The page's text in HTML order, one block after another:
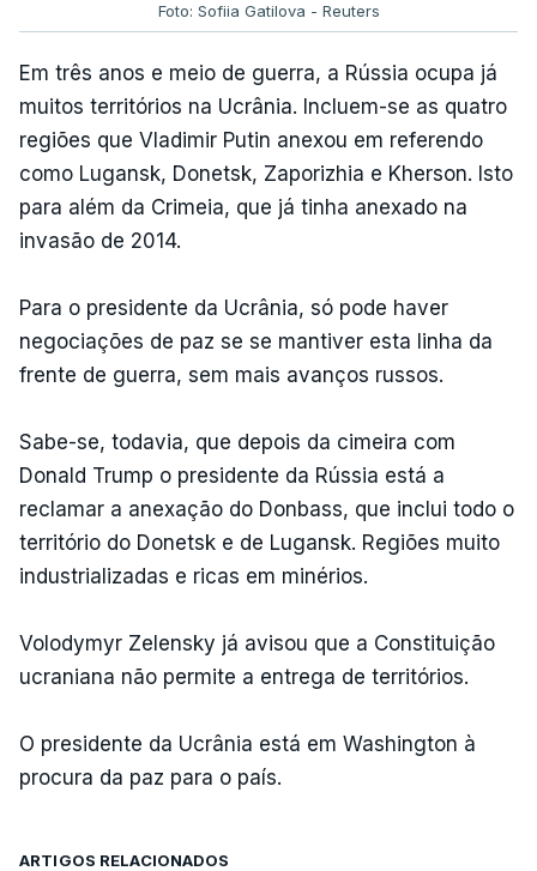
Foto: Sofiia Gatilova - Reuters
Em três anos e meio de guerra, a Rússia ocupa já
muitos territórios na Ucrânia. Incluem-se as quatro
regiões que Vladimir Putin anexou em referendo
como Lugansk, Donetsk, Zaporizhia e Kherson. Isto
para além da Crimeia, que já tinha anexado na
invasão de 2014.
Para o presidente da Ucrânia, só pode haver
negociações de paz se se mantiver esta linha da
frente de guerra, sem mais avanços russos.
Sabe-se, todavia, que depois da cimeira com
Donald Trump o presidente da Rússia está a
reclamar a anexação do Donbass, que inclui todo o
território do Donetsk e de Lugansk. Regiões muito
industrializadas e ricas em minérios.
Volodymyr Zelensky já avisou que a Constituição
ucraniana não permite a entrega de territórios.
O presidente da Ucrânia está em Washington à
procura da paz para o país.
ARTIGOS RELACIONADOS